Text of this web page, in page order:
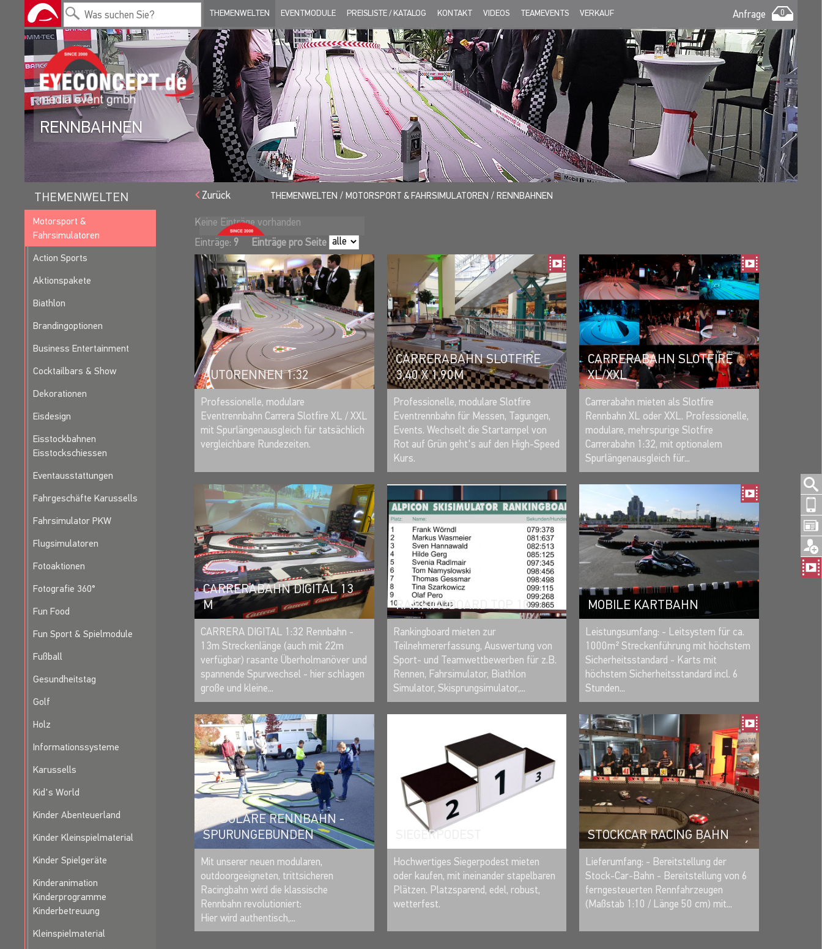
THEMENWELTEN EVENTMODULE PREISLISTE / KATALOG KONTAKT VIDEOS TEAMEVENTS VERKAUF Anfrage 0
RENNBAHNEN
THEMENWELTEN
Motorsport &
Fahrsimulatoren
Action Sports
Aktionspakete
Biathlon
Brandingoptionen
Business Entertainment
Cocktailbars & Show
Dekorationen
Eisdesign
Eisstockbahnen
Eisstockschiessen
Eventausstattungen
Fahrgeschäfte Karussells
Fahrsimulator PKW
Flugsimulatoren
Fotoaktionen
Fotografie 360°
Fun Food
Fun Sport & Spielmodule
Fußball
Gesundheitstag
Golf
Holz
Informationssysteme
Karussells
Kid's World
Kinder Abenteuerland
Kinder Kleinspielmaterial
Kinder Spielgeräte
Kinderanimation
Kinderprogramme
Kinderbetreuung
Kleinspielmaterial
Zurück THEMENWELTEN MOTORSPORT & FAHRSIMULATOREN RENNBAHNEN
Keine Einträge vorhanden
RENNBAHNEN
Einträge: 9 Einträge pro Seite
AUTORENNEN 1:32
MERKEN
Professionelle, modulare
Eventrennbahn Carrera Slotfire XL / XXL
mit Spurlängenausgleich für tatsächlich
vergleichbare Rundezeiten.
CARRERABAHN SLOTFIRE
3,40 X 1,90M
MERKEN
Professionelle, modulare Slotfire
Eventrennbahn für Messen, Tagungen,
Events. Wechselt die Startampel von
Rot auf Grün geht's auf den High-Speed
Kurs.
CARRERABAHN SLOTFIRE
XL/XXL
MERKEN
Carrerabahn mieten als Slotfire
Rennbahn XL oder XXL. Professionelle,
modulare, mehrspurige Slotfire
Carrerabahn 1:32, mit optionalem
Spurlängenausgleich für...
CARRERABAHN DIGITAL 13
M
MERKEN
CARRERA DIGITAL 1:32 Rennbahn -
13m Streckenlänge (auch mit 22m
verfügbar) rasante Überholmanöver und
spannende Spurwechsel - hier schlagen
große und kleine...
RANKINGBOARD TOP 10
MERKEN
Rankingboard mieten zur
Teilnehmererfassung, Auswertung von
Sport- und Teamwettbewerben für z.B.
Rennen, Fahrsimulator, Biathlon
Simulator, Skisprungsimulator,...
MOBILE KARTBAHN
MERKEN
Leistungsumfang: - Leitsystem für ca.
1000m² Streckenführung mit höchstem
Sicherheitsstandard - Karts mit
höchstem Sicherheitsstandard incl. 6
Stunden...
MODULARE RENNBAHN -
SPURUNGEBUNDEN
MERKEN
Mit unserer neuen modularen,
outdoorgeeigneten, trittsicheren
Racingbahn wird die klassische
Rennbahn revolutioniert:
Hier wird authentisch,...
SIEGERPODEST
MERKEN
Hochwertiges Siegerpodest mieten
oder kaufen, mit ineinander stapelbaren
Plätzen. Platzsparend, edel, robust,
wetterfest.
STOCKCAR RACING BAHN
MERKEN
Lieferumfang: - Bereitstellung der
Stock-Car-Bahn - Bereitstellung von 6
ferngesteuerten Rennfahrzeugen
(Maßstab 1:10 / Länge 50 cm) mit...